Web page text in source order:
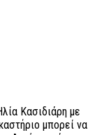
Κασιδιάρη με
μπορεί να